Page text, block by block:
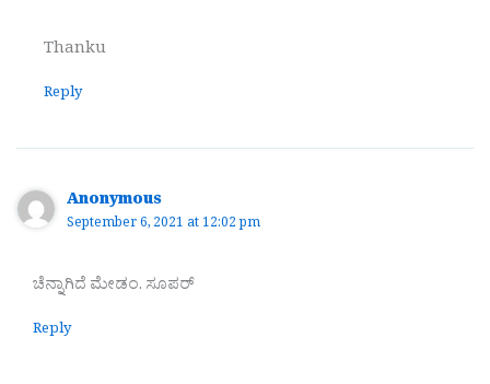
Thanku
Reply
Anonymous
September 6, 2021 at 12:02 pm
ಚೆನ್ನಾಗಿದೆ ಮೇಡಂ. ‌ಸೂಪರ್
Reply